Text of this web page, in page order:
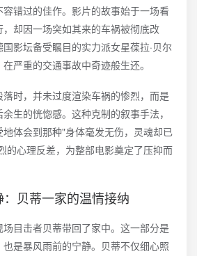
错过的佳作。影片的故事始于一场看
却因一场突如其来的车祸被彻底改
影坛备受瞩目的实力派女星葆拉·贝尔
在严重的交通事故中奇迹般生还。
时，并未过度渲染车祸的惨烈，而是
生的恍惚感。这种克制的叙事手法，
体会到那种"身体毫发无伤，灵魂却已
的心理反差，为整部电影奠定了压抑而
贝蒂一家的温情接纳
目击者贝蒂带回了家中。这一部分是
是暴风雨前的宁静。贝蒂不仅细心照